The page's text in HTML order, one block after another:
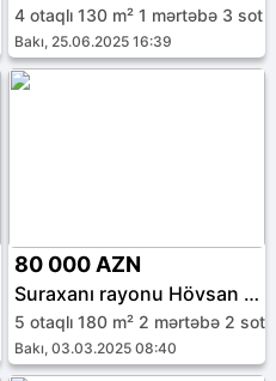
4 otaqlı 130 m² 1 mərtəbə 3 sot
Bakı, 25.06.2025 16:39
80 000 AZN
Suraxanı rayonu Hövsan qəs.
5 otaqlı 180 m² 2 mərtəbə 2 sot
Bakı, 03.03.2025 08:40